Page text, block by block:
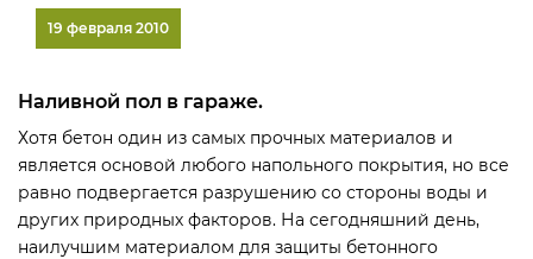
19 февраля 2010
Наливной пол в гараже.
Хотя бетон один из самых прочных материалов и
является основой любого напольного покрытия, но все
равно подвергается разрушению со стороны воды и
других природных факторов. На сегодняшний день,
наилучшим материалом для защиты бетонного